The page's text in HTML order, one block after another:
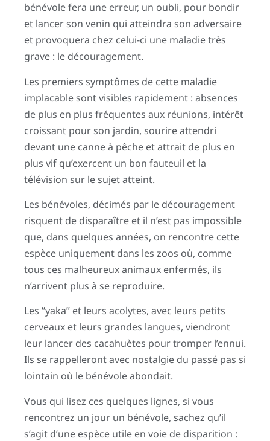
bénévole fera une erreur, un oubli, pour bondir
et lancer son venin qui atteindra son adversaire
et provoquera chez celui-ci une maladie très
grave : le découragement.
Les premiers symptômes de cette maladie
implacable sont visibles rapidement : absences
de plus en plus fréquentes aux réunions, intérêt
croissant pour son jardin, sourire attendri
devant une canne à pêche et attrait de plus en
plus vif qu’exercent un bon fauteuil et la
télévision sur le sujet atteint.
Les bénévoles, décimés par le découragement
risquent de disparaître et il n’est pas impossible
que, dans quelques années, on rencontre cette
espèce uniquement dans les zoos où, comme
tous ces malheureux animaux enfermés, ils
n’arrivent plus à se reproduire.
Les “yaka” et leurs acolytes, avec leurs petits
cerveaux et leurs grandes langues, viendront
leur lancer des cacahuètes pour tromper l’ennui.
Ils se rappelleront avec nostalgie du passé pas si
lointain où le bénévole abondait.
Vous qui lisez ces quelques lignes, si vous
rencontrez un jour un bénévole, sachez qu’il
s’agit d’une espèce utile en voie de disparition :